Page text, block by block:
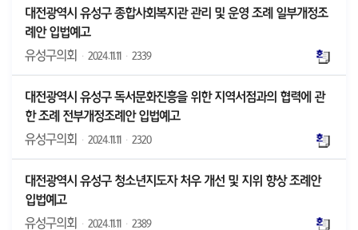
대전광역시 유성구 종합사회복지관 관리 및 운영 조례 일부개정조
례안 입법예고
유성구의회
· 2024.11.11 · 2339
대전광역시 유성구 독서문화진흥을 위한 지역서점과의 협력에 관
한 조례 전부개정조례안 입법예고
유성구의회
· 2024.11.11 · 2320
대전광역시 유성구 청소년지도자 처우 개선 및 지위 향상 조례안
입법예고
유성구의회
· 2024.11.11 · 2389